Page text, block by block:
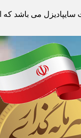
که این شهید گرانقدر در